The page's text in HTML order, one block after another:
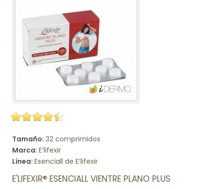
Tamaño: 32 comprimidos
Marca: E’lifexir
Línea: Esenciall de E’lifexir
E'LIFEXIR® ESENCIALL VIENTRE PLANO PLUS